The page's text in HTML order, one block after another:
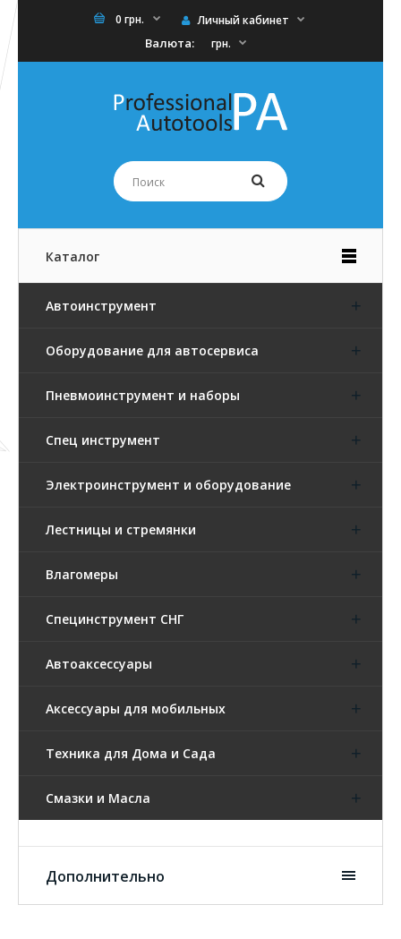
0 грн. Личный кабинет
Валюта: грн.
Каталог
Автоинструмент
Оборудование для автосервиса
Пневмоинструмент и наборы
Спец инструмент
Электроинструмент и оборудование
Лестницы и стремянки
Влагомеры
Специнструмент СНГ
Автоаксессуары
Аксессуары для мобильных
Техника для Дома и Сада
Смазки и Масла
Дополнительно